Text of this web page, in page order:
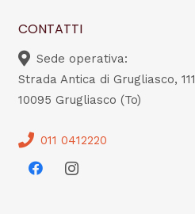
CONTATTI
Sede operativa:
Strada Antica di Grugliasco, 111
10095 Grugliasco (To)
011 0412220